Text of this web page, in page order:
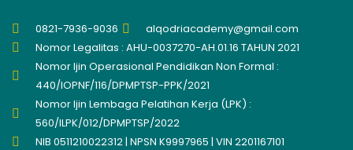
0821-7936-9036
alqodriacademy@gmail.com
Nomor Legalitas : AHU-0037270-AH.01.16 TAHUN 2021
Nomor Ijin Operasional Pendidikan Non Formal :
440/IOPNF/116/DPMPTSP-PPK/2021
Nomor Ijin Lembaga Pelatihan Kerja (LPK) :
560/ILPK/012/DPMPTSP/2022
NIB 0511210022312 | NPSN K9997965 | VIN 2201167101